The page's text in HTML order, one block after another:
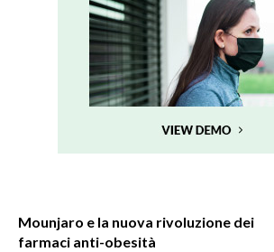
Mounjaro e la nuova rivoluzione dei
farmaci anti-obesità